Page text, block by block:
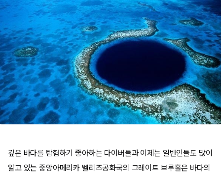
깊은 바다를 탐험하기 좋아하는 다이버들과 이제는 일반인들도 많이
알고 있는 중앙아메리카 벨리즈공화국의 그레이트 브루홀은 바다의